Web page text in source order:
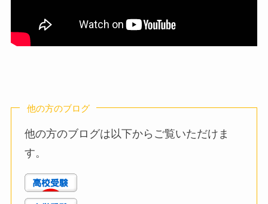
他の方のブログ
他の方のブログは以下からご覧いただけま
す。